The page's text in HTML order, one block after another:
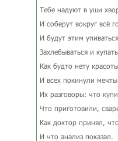
Тебе надуют в уши
И соберут вокруг всё
И будут этим
Захлебываться и
Как будто нету красоты
И всех покинули
Их разговоры: что
Что приготовили,
Как доктор принял,
И что анализ показал.